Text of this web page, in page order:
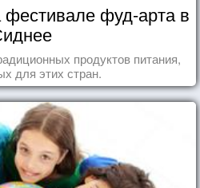
фуд-арта в
продуктов питания,
для этих стран.